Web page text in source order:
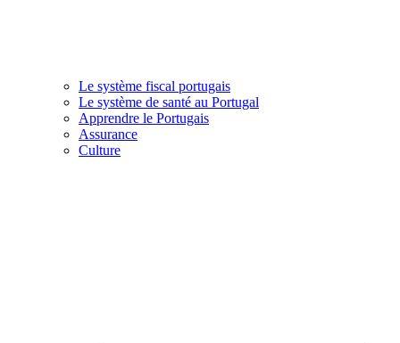
Le système fiscal portugais
Le système de santé au Portugal
Apprendre le Portugais
Assurance
Culture